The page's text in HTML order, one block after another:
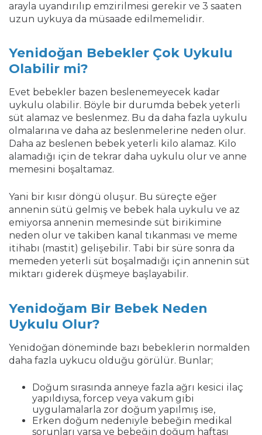
arayla uyandırılıp emzirilmesi gerekir ve 3 saaten
uzun uykuya da müsaade edilmemelidir.
Yenidoğan Bebekler Çok Uykulu
Olabilir mi?
Evet bebekler bazen beslenemeyecek kadar
uykulu olabilir. Böyle bir durumda bebek yeterli
süt alamaz ve beslenmez. Bu da daha fazla uykulu
olmalarına ve daha az beslenmelerine neden olur.
Daha az beslenen bebek yeterli kilo alamaz. Kilo
alamadığı için de tekrar daha uykulu olur ve anne
memesini boşaltamaz.
Yani bir kısır döngü oluşur. Bu süreçte eğer
annenin sütü gelmiş ve bebek hala uykulu ve az
emiyorsa annenin memesinde süt birikimine
neden olur ve takiben kanal tıkanması ve meme
itihabı (mastit) gelişebilir. Tabi bir süre sonra da
memeden yeterli süt boşalmadığı için annenin süt
miktarı giderek düşmeye başlayabilir.
Yenidoğam Bir Bebek Neden
Uykulu Olur?
Yenidoğan döneminde bazı bebeklerin normalden
daha fazla uykucu olduğu görülür. Bunlar;
Doğum sırasında anneye fazla ağrı kesici ilaç
yapıldıysa, forcep veya vakum gibi
uygulamalarla zor doğum yapılmış ise,
Erken doğum nedeniyle bebeğin medikal
sorunları varsa ve bebeğin doğum haftası